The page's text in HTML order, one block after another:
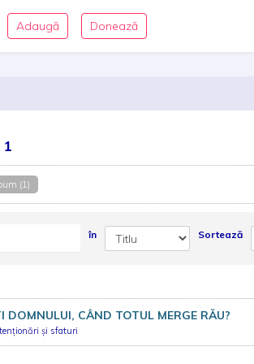
Adaugă Donează
(1)
în Sortează
DOMNULUI, CÂND TOTUL MERGE RĂU?
și sfaturi